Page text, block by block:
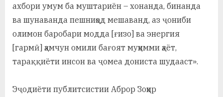
ахбори умум ба муштариён – хонанда, бинанда
ва шунаванда пешниҳод мешаванд, аз ҷониби
олимон баробари модда [ғизо] ва энергия
[гармӣ] ҳамчун омили бағоят муҳимми ҳаёт,
тараққиёти инсон ва ҷомеа дониста шудааст».
Эҷодиёти публитсистии Аброр Зоҳир